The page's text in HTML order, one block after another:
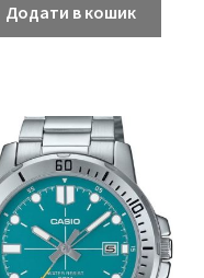
Додати в кошик